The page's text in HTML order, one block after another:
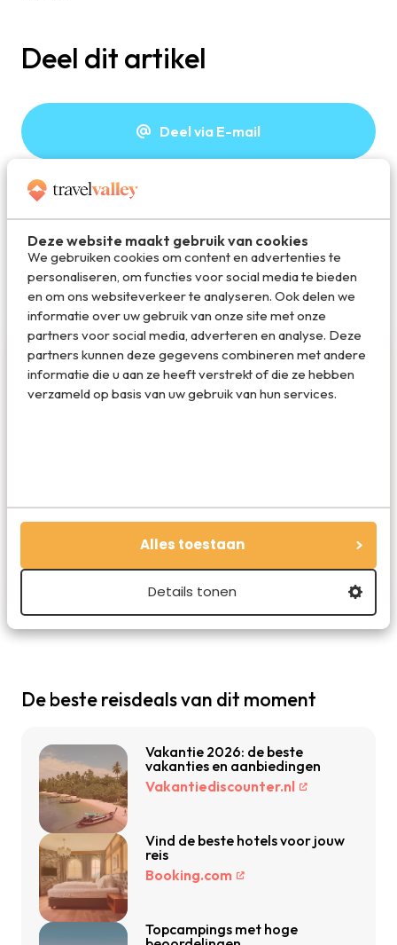
Deze website maakt gebruik van cookies
We gebruiken cookies om content en advertenties te
personaliseren, om functies voor social media te bieden
en om ons websiteverkeer te analyseren. Ook delen we
informatie over uw gebruik van onze site met onze
partners voor social media, adverteren en analyse. Deze
partners kunnen deze gegevens combineren met andere
informatie die u aan ze heeft verstrekt of die ze hebben
verzameld op basis van uw gebruik van hun services.
Alles toestaan
Details tonen
Deel dit artikel
Deel via E-mail
De redactie van Travelvalley houd je op de
Volg ons ook via TikTok, Facebook en Instagram
en mis niets!
De beste reisdeals van dit moment
Vakantie 2026: de beste
vakanties en aanbiedingen
Vakantiediscounter.nl
Vind de beste hotels voor jouw
reis
Booking.com
Topcampings met hoge